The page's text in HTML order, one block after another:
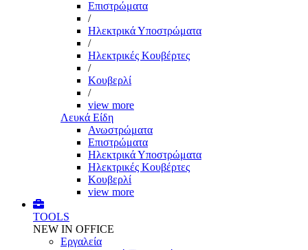
Επιστρώματα
/
Ηλεκτρικά Υποστρώματα
/
Ηλεκτρικές Κουβέρτες
/
Κουβερλί
/
view more
Λευκά Είδη
Ανωστρώματα
Επιστρώματα
Ηλεκτρικά Υποστρώματα
Ηλεκτρικές Κουβέρτες
Κουβερλί
view more
TOOLS
NEW IN OFFICE
Εργαλεία